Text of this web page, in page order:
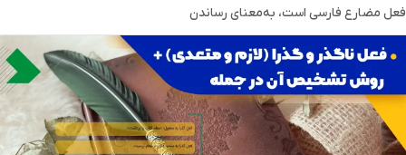
فعل مضارع فارسی است، به‌معنای رساندن